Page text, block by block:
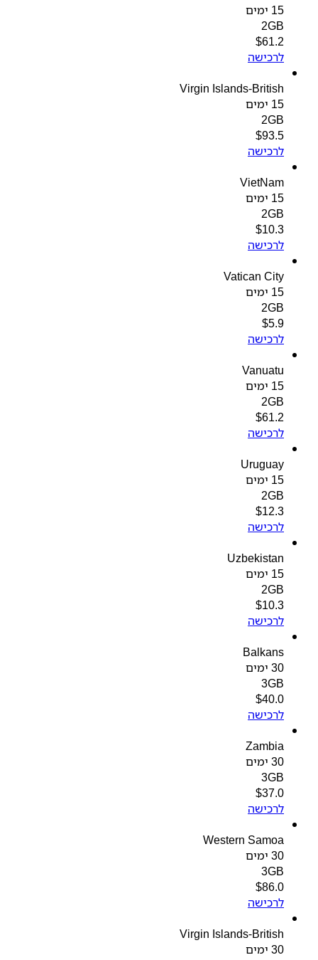
2GB
$61.2
לרכישה
Virgin Islands-British
2GB
$93.5
לרכישה
VietNam
2GB
$10.3
לרכישה
Vatican City
2GB
$
לרכישה
Vanuatu
2GB
$61.2
לרכישה
Uruguay
2GB
$12.3
לרכישה
Uzbekistan
2GB
$10.3
לרכישה
Balkans
3GB
$40.0
לרכישה
Zambia
3GB
$37.0
לרכישה
Western Samoa
3GB
$86.0
לרכישה
Virgin Islands-British